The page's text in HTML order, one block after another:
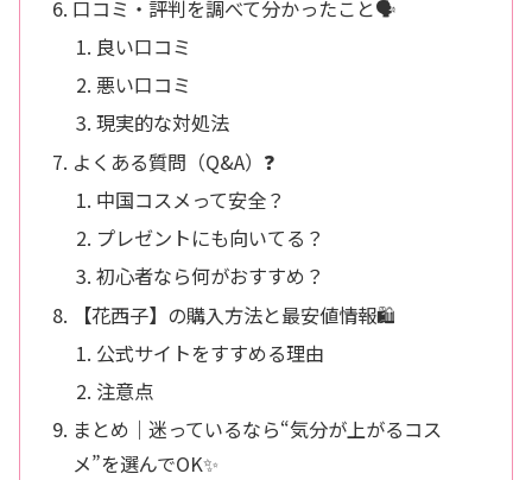
口コミ・評判を調べて分かったこと🗣️
良い口コミ
悪い口コミ
現実的な対処法
よくある質問（Q&A）❓
中国コスメって安全？
プレゼントにも向いてる？
初心者なら何がおすすめ？
【花西子】の購入方法と最安値情報🛍️
公式サイトをすすめる理由
注意点
まとめ｜迷っているなら“気分が上がるコス
メ”を選んでOK✨